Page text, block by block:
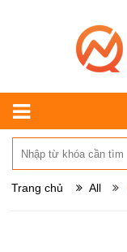
Trang chủ All